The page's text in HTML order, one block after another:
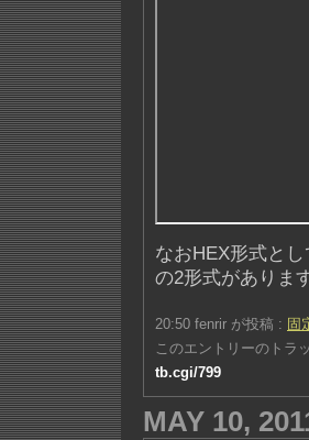
なおHEX形式とし
の2形式がありま
20:50 fenrir が投稿 : 固
このエントリーのトラ
tb.cgi/799
MAY 10,